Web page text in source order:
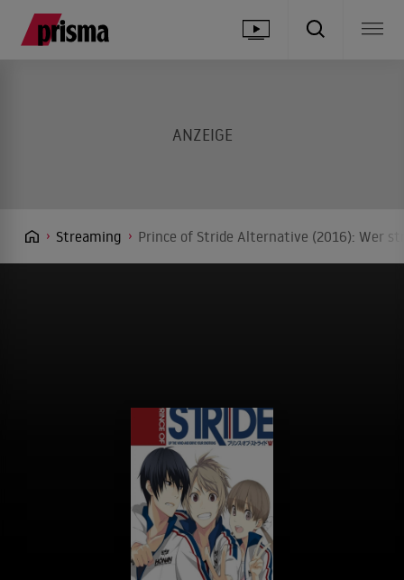
Streaming Prince of Stride Alternative (2016): Wer